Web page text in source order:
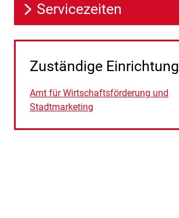
Servicezeiten
Zuständige Einrichtung
Amt für Wirtschaftsförderung und
Stadtmarketing